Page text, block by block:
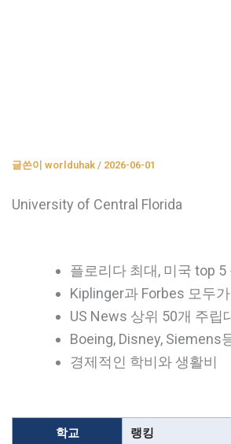
기글쓴이 worlduhak / 2026-06-01
University of Central Florida
플로리다 최대, 미국 top 5
Kiplinger과 Forbes 모두
US News 상위 50개 주립
Boeing, Disney,
경제적인 학비와 생활비
학교
랭킹